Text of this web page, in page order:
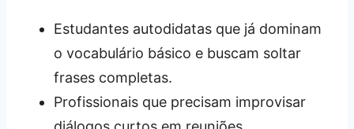
Estudantes autodidatas que já dominam
o vocabulário básico e buscam soltar
frases completas.
Profissionais que precisam improvisar